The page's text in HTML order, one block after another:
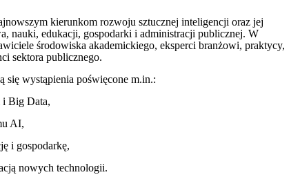
kierunkom rozwoju sztucznej inteligencji oraz jej
nauki, edukacji, gospodarki i administracji publicznej. W
środowiska akademickiego, eksperci branżowi, praktycy,
sektora publicznego.
się wystąpienia poświęcone m.in.:
Big Data,
AI,
i gospodarkę,
nowych technologii.